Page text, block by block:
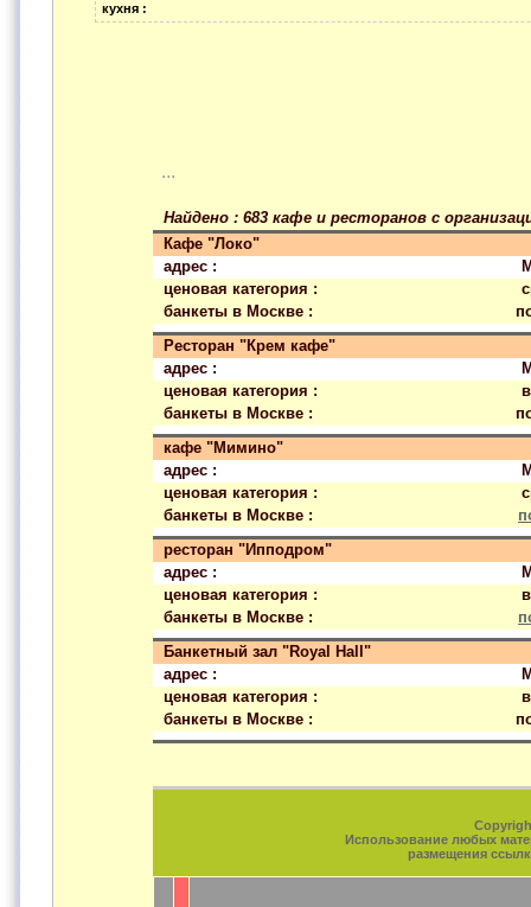
кухня :
...
Найдено : 683 кафе и ресторанов с
Кафе "Локо"
адрес :
ценовая категория :
банкеты в Москве :
Ресторан "Крем кафе"
адрес :
ценовая категория :
банкеты в Москве :
кафе "Мимино"
адрес :
ценовая категория :
банкеты в Москве :
ресторан "Ипподром"
адрес :
ценовая категория :
банкеты в Москве :
Банкетный зал "Royal Hall"
адрес :
ценовая категория :
банкеты в Москве :
Использование любых
размещения